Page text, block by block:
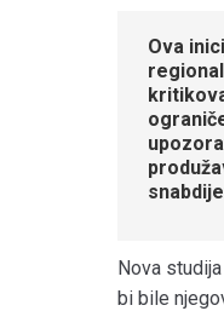
Ova
Nova
bi bile